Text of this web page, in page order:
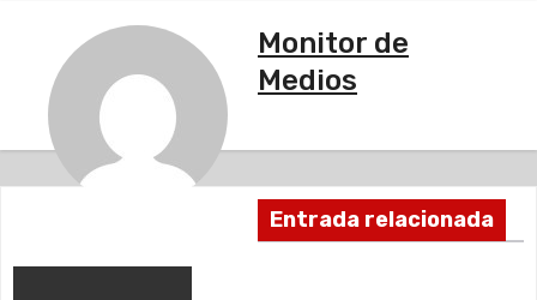
a
Monitor de
Medios
Entrada relacionada